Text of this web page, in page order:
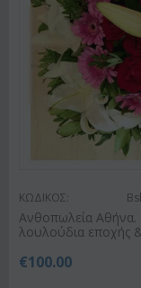
ΚΩΔΙΚΟΣ:
Ανθοπωλεία Αθήνα.
λουλούδια εποχής
€100.00